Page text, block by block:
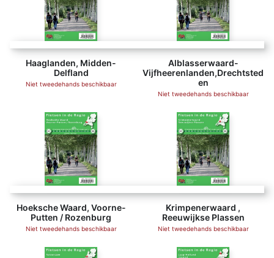
Haaglanden, Midden-
Delfland
Niet tweedehands beschikbaar
Alblasserwaard-
Vijfheerenlanden,Drechtsted
en
Niet tweedehands beschikbaar
Hoeksche Waard, Voorne-
Putten / Rozenburg
Niet tweedehands beschikbaar
Krimpenerwaard ,
Reeuwijkse Plassen
Niet tweedehands beschikbaar